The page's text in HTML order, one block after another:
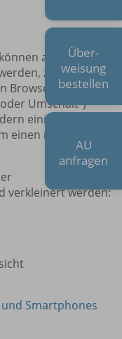
alle
z. B. die
Browsern muss
Umschalt“)
einige Browser
einen markierten
verkleinert werden:
Smartphones
Über-
weisung
bestellen
AU
anfragen